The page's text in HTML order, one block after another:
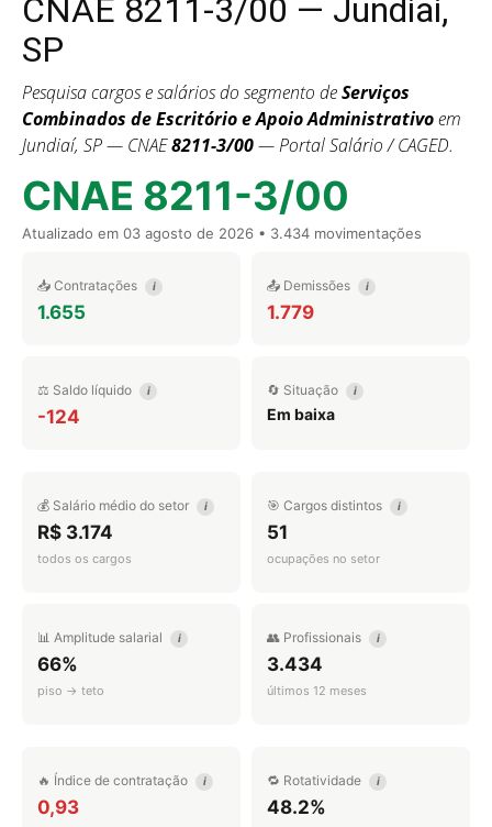
CNAE 8211-3/00 — Jundiaí,
SP
Pesquisa cargos e salários do segmento deServiços
Combinados de Escritório e Apoio Administrativoem
Jundiaí, SP — CNAE8211-3/00— Portal Salário / CAGED.
CNAE 8211-3/00
Atualizado em 03 agosto de 2026 • 3.434 movimentações
📥 Contratações i
1.655
📤 Demissões i
1.779
⚖️ Saldo líquido i
-124
🔄 Situação i
Em baixa
💰 Salário médio do setor i
R$ 3.174
todos os cargos
🎯 Cargos distintos i
51
ocupações no setor
📊 Amplitude salarial i
66%
piso → teto
👥 Profissionais i
3.434
últimos 12 meses
🔥 Índice de contratação i
0,93
🔁 Rotatividade i
48.2%